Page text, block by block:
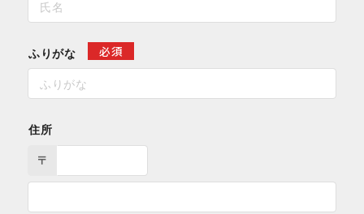
ふりがな 必須
住所
〒